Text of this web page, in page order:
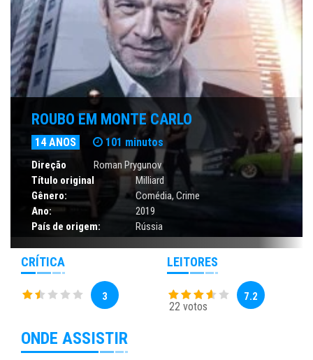
ROUBO EM MONTE CARLO
14 ANOS 101 minutos
Direção
Roman Prygunov
Título original
Milliard
Gênero:
Comédia, Crime
Ano:
2019
País de origem:
Rússia
CRÍTICA
3
LEITORES
22 votos
7.2
ONDE ASSISTIR